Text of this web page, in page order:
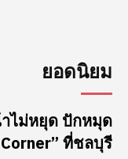
ยอดนิยม
ไม่หยุด ปักหมุด
ที่ชลบุรี